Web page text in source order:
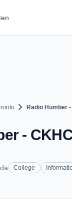
chevron_right Radio Humber -
-
College